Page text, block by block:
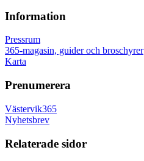
Information
Pressrum
365-magasin, guider och broschyrer
Karta
Prenumerera
Västervik365
Nyhetsbrev
Relaterade sidor